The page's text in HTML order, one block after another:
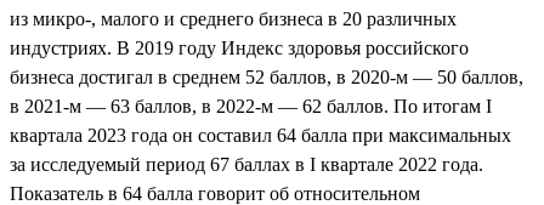
из микро-, малого и среднего бизнеса в 20 различных
индустриях. В 2019 году Индекс здоровья российского
бизнеса достигал в среднем 52 баллов, в 2020-м — 50 баллов,
в 2021-м — 63 баллов, в 2022-м — 62 баллов. По итогам I
квартала 2023 года он составил 64 балла при максимальных
за исследуемый период 67 баллах в I квартале 2022 года.
Показатель в 64 балла говорит об относительном